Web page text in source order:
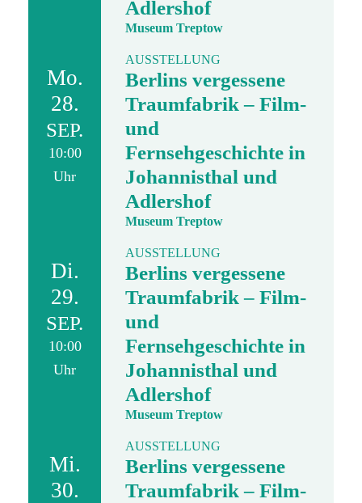
Adlershof
Museum Treptow
Mo.
28.
SEP.
10:00
Uhr
AUSSTELLUNG
Berlins vergessene
Traumfabrik – Film-
und
Fernsehgeschichte in
Johannisthal und
Adlershof
Museum Treptow
Di.
29.
SEP.
10:00
Uhr
AUSSTELLUNG
Berlins vergessene
Traumfabrik – Film-
und
Fernsehgeschichte in
Johannisthal und
Adlershof
Museum Treptow
Mi.
30.
AUSSTELLUNG
Berlins vergessene
Traumfabrik – Film-